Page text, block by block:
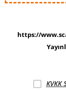
https://
KVKK